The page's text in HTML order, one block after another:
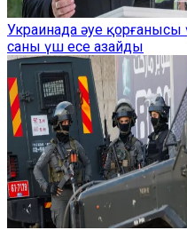
Украинада әуе
саны үш есе азайды